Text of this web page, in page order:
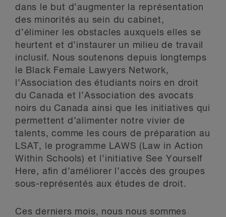
dans le but d’augmenter la représentation
des minorités au sein du cabinet,
d’éliminer les obstacles auxquels elles se
heurtent et d’instaurer un milieu de travail
inclusif. Nous soutenons depuis longtemps
le Black Female Lawyers Network,
l’Association des étudiants noirs en droit
du Canada et l’Association des avocats
noirs du Canada ainsi que les initiatives qui
permettent d’alimenter notre vivier de
talents, comme les cours de préparation au
LSAT, le programme LAWS (Law in Action
Within Schools) et l’initiative See Yourself
Here, afin d’améliorer l’accès des groupes
sous-représentés aux études de droit.
Ces derniers mois, nous nous sommes